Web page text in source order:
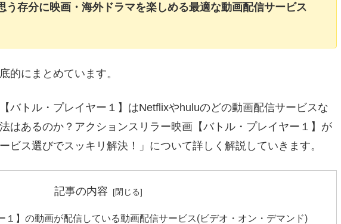
う存分に映画・海外ドラマを楽しめる最適な動画配信サービス
的にまとめています。
バトル・プレイヤー１】はNetflixやhuluのどの動画配信サービスな
はあるのか？アクションスリラー映画【バトル・プレイヤー１】が
ビス選びでスッキリ解決！」について詳しく解説していきます。
記事の内容
１】の動画が配信している動画配信サービス(ビデオ・オン・デマンド)